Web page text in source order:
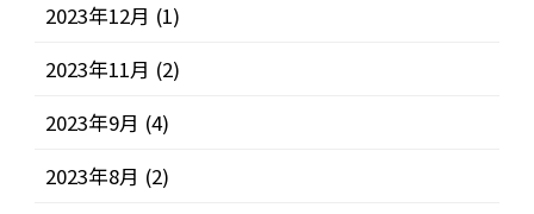
2023年12月 (1)
2023年11月 (2)
2023年9月 (4)
2023年8月 (2)